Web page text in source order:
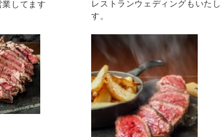
業してます
レストランウェディングもいた
す。